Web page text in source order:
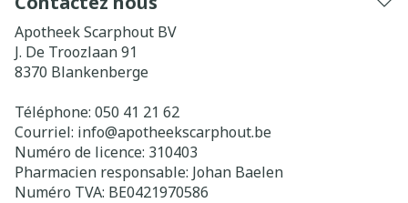
Apotheek Scarphout BV
J. De Troozlaan 91
8370 Blankenberge
Téléphone: 050 41 21 62
Courriel: info@apotheekscarphout.be
Numéro de licence: 310403
Pharmacien responsable: Johan Baelen
Numéro TVA: BE0421970586